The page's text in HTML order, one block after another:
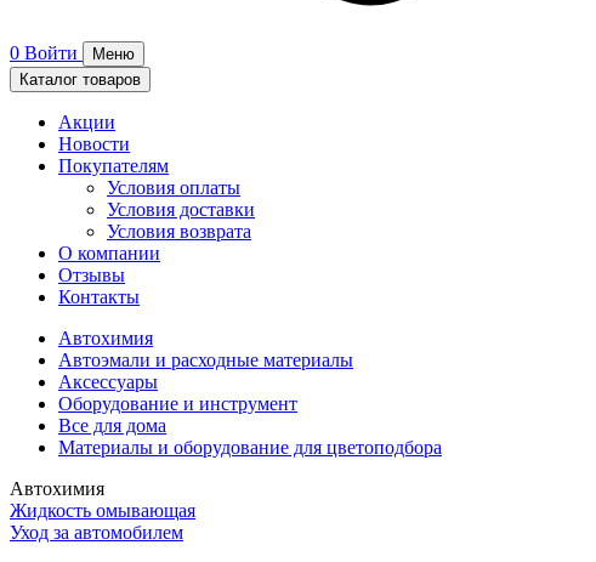
0 Войти
Меню
Каталог товаров
Акции
Новости
Покупателям
Условия оплаты
Условия доставки
Условия возврата
О компании
Отзывы
Контакты
Автохимия
Автоэмали и расходные материалы
Аксессуары
Оборудование и инструмент
Все для дома
Материалы и оборудование для цветоподбора
Автохимия
Жидкость омывающая
Уход за автомобилем